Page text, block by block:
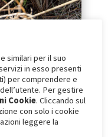
similari per il suo
in esso presenti
per comprendere e
Per gestire
Cookie. Cliccando sul
con solo i cookie
leggere la